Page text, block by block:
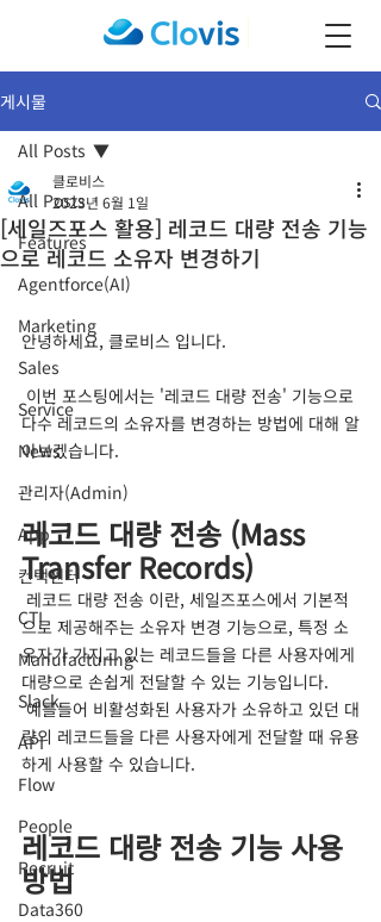
게시물
All Posts
Features
Agentforce(AI)
Marketing
Sales
Service
News
관리자(Admin)
App
컨택센터
CTI
Manufacturing
Slack
API
Flow
People
Recruit
Data360
All Posts
[세일즈포스 활용] 레코드 대량 전송 기능
으로 레코드 소유자 변경하기
클로비스
2023년 6월 1일
안녕하세요, 클로비스 입니다.
다수 레코드의 소유자를 변경하는 방법에 대해 알
아보겠습니다.
레코드 대량 전송 (Mass
Transfer Records)
으로 제공해주는 소유자 변경 기능으로, 특정 소
유자가 가지고 있는 레코드들을 다른 사용자에게
대량으로 손쉽게 전달할 수 있는 기능입니다.
예를들어 비활성화된 사용자가 소유하고 있던 대
량의 레코드들을 다른 사용자에게 전달할 때 유용
하게 사용할 수 있습니다.
레코드 대량 전송 기능 사용
방법